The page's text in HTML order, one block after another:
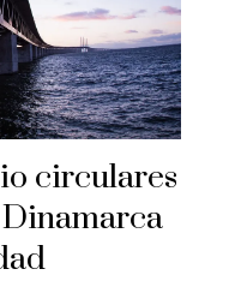
circulares